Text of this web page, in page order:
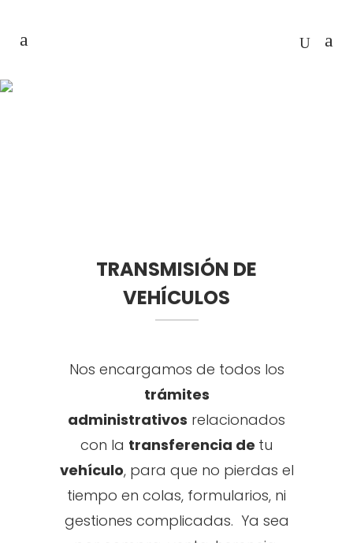
TRANSMISIÓN DE
VEHÍCULOS
Nos encargamos de todos los
trámites
administrativos relacionados
con la transferencia de tu
vehículo, para que no pierdas el
tiempo en colas, formularios, ni
gestiones complicadas. Ya sea